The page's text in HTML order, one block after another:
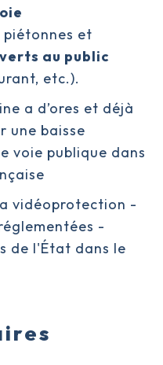
piétonnes et
au public
etc.).
a d’ores et déjà
une baisse
voie publique dans